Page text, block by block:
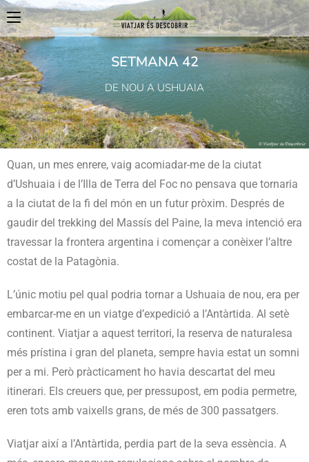
SETMANA 42
DE NOU A USHUAIA
Quan, un mes enrere, vaig acomiadar-me de la ciutat
d’Ushuaia i de l’Illa de Terra del Foc no pensava que tornaria
a la ciutat de la fi del món en un futur pròxim. Després de
gaudir del trekking del Massís del Paine, la meva intenció era
travessar la frontera argentina i començar a conèixer l’altre
costat de la Patagònia.
L’únic motiu pel qual podria tornar a Ushuaia de nou, era per
embarcar-me en un viatge d’expedició a l’Antàrtida. Al setè
continent. Viatjar a aquest territori, la reserva de naturalesa
més prístina i gran del planeta, sempre havia estat un somni
per a mi. Però pràcticament ho havia descartat del meu
itinerari. Els creuers que, per pressupost, em podia permetre,
eren tots amb vaixells grans, de més de 300 passatgers.
Viatjar així a l’Antàrtida, perdia part de la seva essència. A